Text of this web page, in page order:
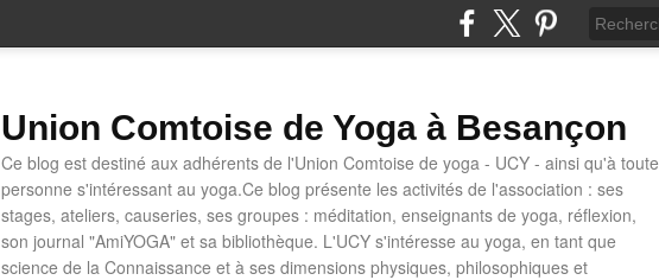
Union Comtoise de Yoga à Besançon
Ce blog est destiné aux adhérents de l'Union Comtoise de yoga - UCY - ainsi qu'à toute
personne s'intéressant au yoga.Ce blog présente les activités de l'association : ses
stages, ateliers, causeries, ses groupes : méditation, enseignants de yoga, réflexion,
son journal "AmiYOGA" et sa bibliothèque. L'UCY s'intéresse au yoga, en tant que
science de la Connaissance et à ses dimensions physiques, philosophiques et